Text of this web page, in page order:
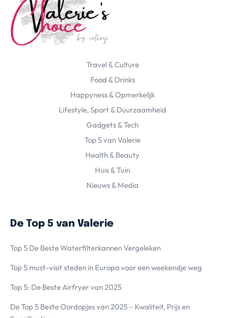
Travel & Culture
Food & Drinks
Happyness & Opmerkelijk
Lifestyle, Sport & Duurzaamheid
Gadgets & Tech
Top 5 van Valerie
Health & Beauty
Huis & Tuin
Nieuws & Media
De Top 5 van Valerie
Top 5 De Beste Waterfilterkannen Vergeleken
Top 5 must-visit steden in Europa voor een weekendje weg
Top 5: De Beste Airfryer van 2025
De Top 5 Beste Oordopjes van 2025 – Kwaliteit, Prijs en